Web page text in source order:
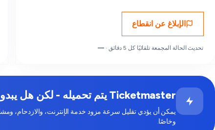
الإبلاغ عن انقطاع
تحديث الحالة المجمعة تلقائيًا كل 5 دقائق · —
Ticketmaster يتم تحميله - لكن هل يبدو بطيئًا بالنسبة لك؟
وخاصًا.